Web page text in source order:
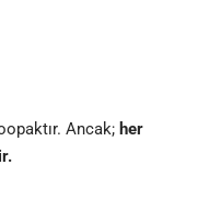
Ancak; her